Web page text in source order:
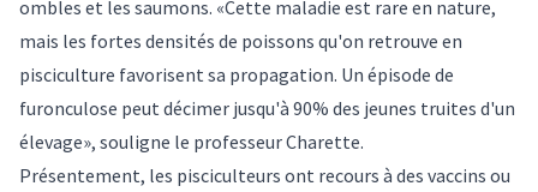
ombles et les saumons. «Cette maladie est rare en nature,
mais les fortes densités de poissons qu'on retrouve en
pisciculture favorisent sa propagation. Un épisode de
furonculose peut décimer jusqu'à 90% des jeunes truites d'un
élevage», souligne le professeur Charette.
Présentement, les pisciculteurs ont recours à des vaccins ou